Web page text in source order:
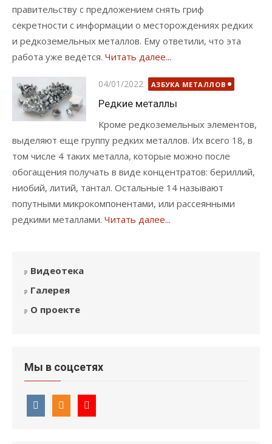
правительству с предложением снять гриф
секретности с информации о месторождениях редких
и редкоземельных металлов. Ему ответили, что эта
работа уже ведётся. Читать далее...
Опубликовано
04/01/2022 АЗБУКА МЕТАЛЛОВ
Редкие металлы
Кроме редкоземельных элементов,
выделяют еще группу редких металлов. Их всего 18, в
том числе 4 таких металла, которые можно после
обогащения получать в виде концентратов: бериллий,
ниобий, литий, тантал. Остальные 14 называют
попутными микрокомпонентами, или рассеянными
редкими металлами. Читать далее...
Видеотека
Галерея
О проекте
Мы в соцсетях